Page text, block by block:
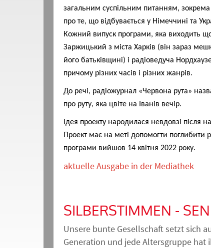
загальним суспільним питанням, зокрема
про те, що відбувається у Німеччині та
Кожний випуск програми, яка виходить
Заржицький з міста Харків (він зараз
його батьківщині) і радіоведуча
причому різних часів і різних жанрів.
До речі, радіожурнал «Червона рута»
про руту, яка цвіте на Іванів вечір.
Ідея проекту народилася невдовзі після
Проект має на меті допомогти
програми вийшов 14 квітня 2022 року.
aktuelle Ausgabe in der Mediathek
SILBERSTIMMEN -
Unsere bunte Gesellschaft setzt sich
Generation und jede Altersgruppe hat